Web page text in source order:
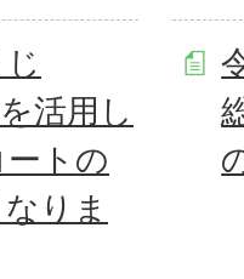
活用し
トの
りま